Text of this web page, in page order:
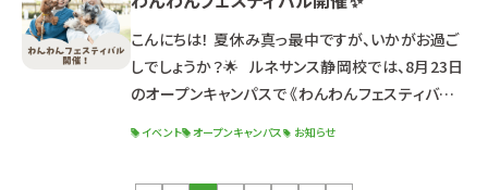
生）について 出願資格・特典・試験日程 選考までの
流れ 求める人材像 面接試験について 筆記試験に
ついて 小論文試験について &n
こんにちは！ 夏休み真っ最中ですが、いかがお過ご
しでしょうか？🌟 ルネサンス静岡校では、8月23日
のオープンキャンパスで 《わんわんフェスティバル》
イベント オープンキャンパス お知らせ